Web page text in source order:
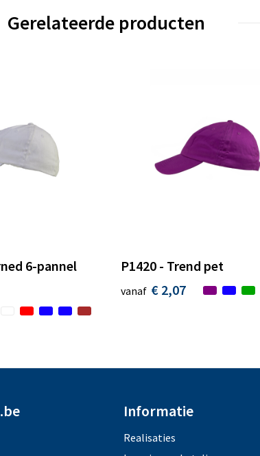
Gerelateerde producten
6-pannel
P1420 - Trend pet
vanaf € 2,07
Informatie
Realisaties